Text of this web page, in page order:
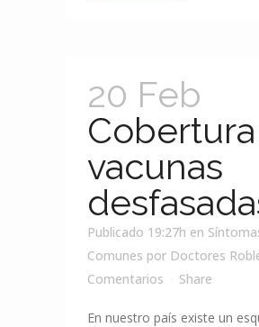
20 Feb
vacunas
Publicado 19:27h en
Comunes por Doctores
Comentarios
Share
En nuestro país existe un